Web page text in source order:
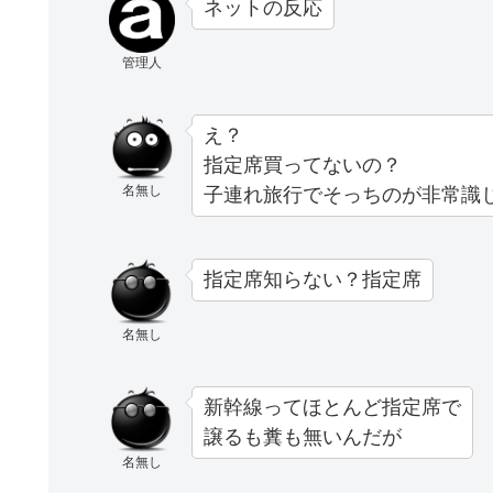
管理人
ネットの反応
名無し
え？
指定席買ってないの？
子連れ旅行でそっちのが非常識
名無し
指定席知らない？指定席
名無し
新幹線ってほとんど指定席で
譲るも糞も無いんだが